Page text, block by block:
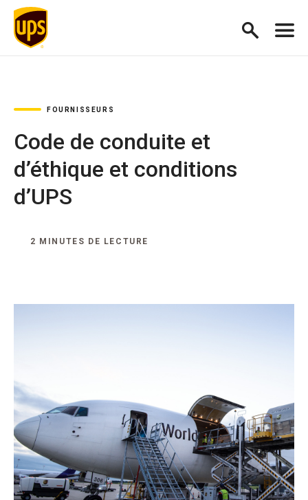
FOURNISSEURS
Code de conduite et
d’éthique et conditions
d’UPS
2 MINUTES DE LECTURE